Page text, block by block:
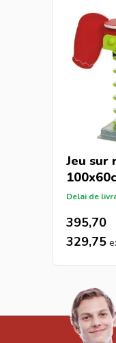
Jeu sur
Delai de
395,70
329,75